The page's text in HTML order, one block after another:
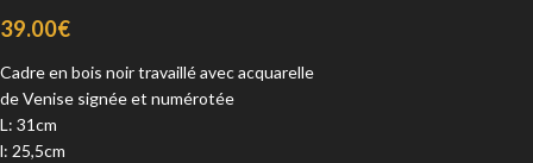
39.00€
Cadre en bois noir travaillé avec acquarelle
de Venise signée et numérotée
L: 31cm
l: 25,5cm